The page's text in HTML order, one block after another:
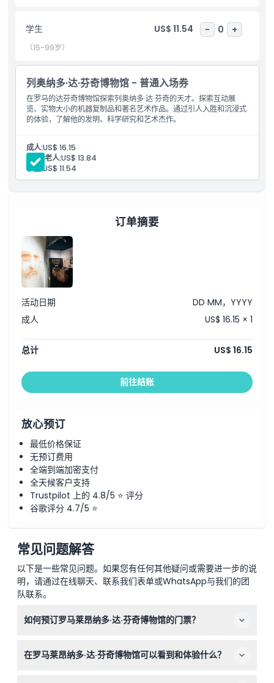
儿童成人政策
需要了解的事项
取消政策
学生 US$ 11.54 - 0 +
（15-99岁）
列奥纳多·达·芬奇博物馆 - 普通入场券
在罗马的达芬奇博物馆探索列奥纳多·达·芬奇的天才。探索互动展
览、实物大小的机器复制品和著名艺术作品。通过引人入胜和沉浸式
的体验，了解他的发明、科学研究和艺术杰作。
成人:US$ 16.15
儿童/老人:US$ 13.84
学生: US$ 11.54
订单摘要
活动日期
DD MM，YYYY
成人
US$ 16.15 × 1
总计 US$ 16.15
前往结账
放心预订
最低价格保证
无预订费用
全端到端加密支付
全天候客户支持
Trustpilot 上的 4.8/5 ⭐ 评分
谷歌评分 4.7/5 ⭐
常见问题解答
以下是一些常见问题。如果您有任何其他疑问或需要进一步的说
明，请通过在线聊天、联系我们表单或WhatsApp与我们的团
队联系。
如何预订罗马莱昂纳多·达·芬奇博物馆的门票？
博物馆的门票，以确保您选择的日期和时间。
在罗马莱昂纳多·达·芬奇博物馆可以看到和体验什么？